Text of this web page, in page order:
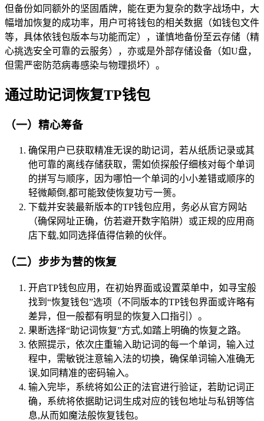
但备份如同额外的坚固盾牌，能在更为复杂的数字战场中，大
幅增加恢复的成功率，用户可将钱包的相关数据（如钱包文件
等，具体依钱包版本与功能而定），谨慎地备份至云存储（精
心挑选安全可靠的云服务），亦或是外部存储设备（如U盘，
但需严密防范病毒感染与物理损坏）。
通过助记词恢复TP钱包
（一）精心筹备
确保用户已获取精准无误的助记词，若从纸质记录或其
他可靠的离线存储获取，需如侦探般仔细核对每个单词
的拼写与顺序，因为哪怕一个单词的小小差错或顺序的
轻微颠倒,都可能致使恢复功亏一篑。
下载并安装最新版本的TP钱包应用，务必从官方网站
（确保网址正确，仿若避开数字陷阱）或正规的应用商
店下载,如同选择值得信赖的伙伴。
（二）步步为营的恢复
开启TP钱包应用，在初始界面或设置菜单中，如寻宝般
找到“恢复钱包”选项（不同版本的TP钱包界面或许略有
差异，但一般都有明显的恢复入口指引）。
果断选择“助记词恢复”方式,如踏上明确的恢复之路。
依照提示，依次庄重输入助记词的每一个单词，输入过
程中，需敏锐注意输入法的切换，确保单词输入准确无
误,如同精准的密码输入。
输入完毕，系统将如公正的法官进行验证，若助记词正
确，系统将依据助记词生成对应的钱包地址与私钥等信
息,从而如魔法般恢复钱包。